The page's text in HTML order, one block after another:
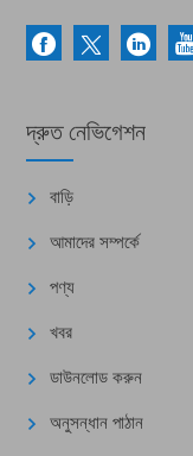
দ্রুত নেভিগেশন
বাড়ি
আমাদের সম্পর্কে
পণ্য
খবর
ডাউনলোড করুন
অনুসন্ধান পাঠান